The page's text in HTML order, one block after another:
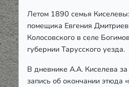
Летом 1890 семья
помещика Евгения
Колосовского в селе
губернии Тарусского уезда.
В дневнике А.А. Киселева
запись об окончании этюда